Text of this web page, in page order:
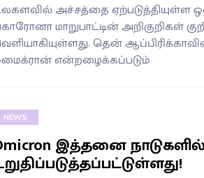
அச்சத்தை ஏற்படுத்தியுள்ள
மாறுபாட்டின் அறிகுறிகள்
தென்
என்றழைக்கப்படும்
NEWS
இத்தனை